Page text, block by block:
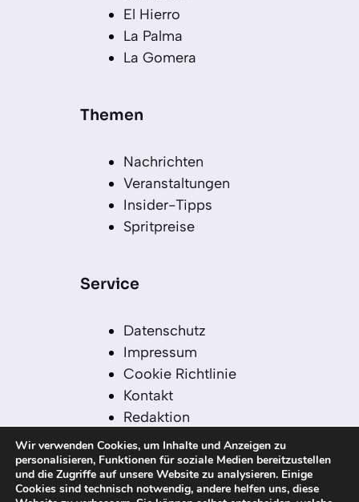
El Hierro
La Palma
La Gomera
Themen
Nachrichten
Veranstaltungen
Insider-Tipps
Spritpreise
Service
Datenschutz
Impressum
Cookie Richtlinie
Kontakt
Redaktion
Redaktionelle Leitlinien
Sitemap
Einsatz von KI in der
Wir verwenden Cookies, um Inhalte und Anzeigen zu
personalisieren, Funktionen für soziale Medien bereitzustellen
und die Zugriffe auf unsere Website zu analysieren. Einige
Cookies sind technisch notwendig, andere helfen uns, diese